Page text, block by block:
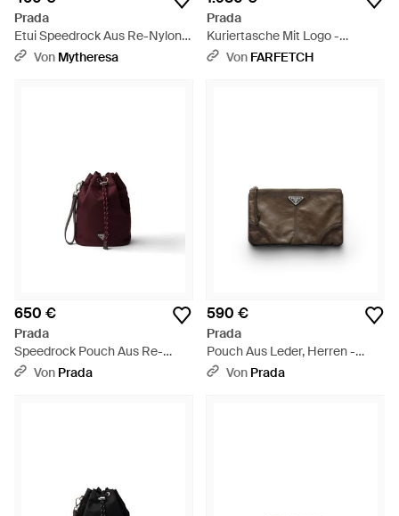
Prada
Etui Speedrock Aus Re-Nylon -
Braun
Von Mytheresa
Prada
Kuriertasche Mit Logo -
Schwarz
Von FARFETCH
650 €
Prada
Speedrock Pouch Aus Re-
Nylon Und Leder, Herren - Lila
Von Prada
590 €
Prada
Pouch Aus Leder, Herren -
Braun
Von Prada